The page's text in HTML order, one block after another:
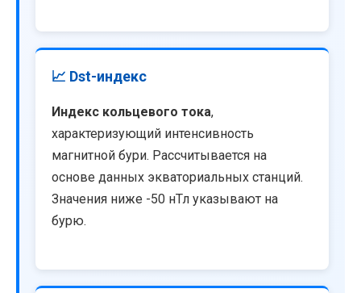
📈 Dst-индекс
Индекс кольцевого тока,
характеризующий интенсивность
магнитной бури. Рассчитывается на
основе данных экваториальных станций.
Значения ниже -50 нТл указывают на
бурю.